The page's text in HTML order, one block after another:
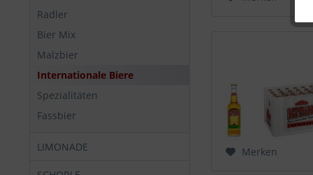
Radler
Bier Mix
Malzbier
Internationale Biere
Spezialitäten
Fassbier
LIMONADE Merken